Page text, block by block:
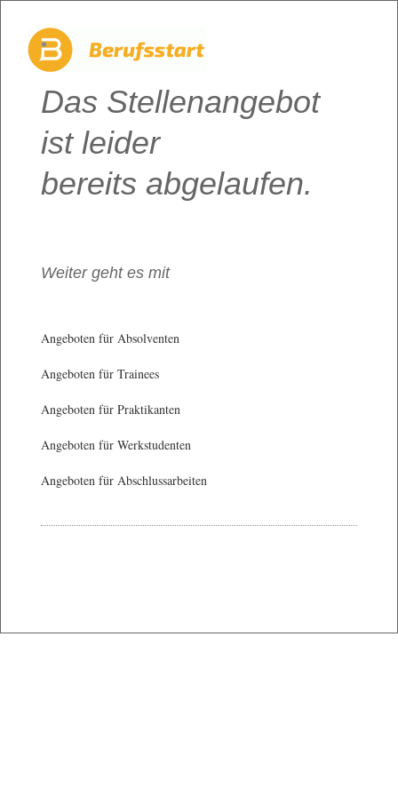
Das Stellenangebot
ist leider
bereits abgelaufen.
Weiter geht es mit
Angeboten für Absolventen
Angeboten für Trainees
Angeboten für Praktikanten
Angeboten für Werkstudenten
Angeboten für Abschlussarbeiten